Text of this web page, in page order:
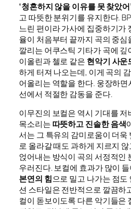
‘청혼하지 않을 이유를 못 찾았어
고 따뜻한 분위기를 유지한다.
느린 편이라 가사에 집중하기가
율이 처음부터 끝까지 곡의 중
깔리는 어쿠스틱 기타가 곡에 깊
이올린과 첼로 같은 현악기 사운
하게 터져 나오는데, 이게 곡의
어올리는 역할을 한다. 웅장하
선에서 적절한 감동을 준다.
이무진의 보컬은 역시 기대를 저
목소리는 따뜻하고 진솔한 음색
서는 그 특유의 감미로움이 더욱
로 올라갈 때도 과하게 지르지
얹어내는 방식이 곡의 서정적인
우러진다. 보컬에 효과가 많이
본연의 힘으로 밀고 나가는 점도
션 스타일은 전반적으로 깔끔하
컬이 돋보이도록 다른 악기들은